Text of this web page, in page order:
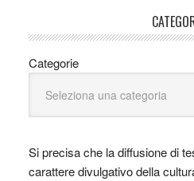
Categorie
Si precisa che la diffusione di
carattere divulgativo della